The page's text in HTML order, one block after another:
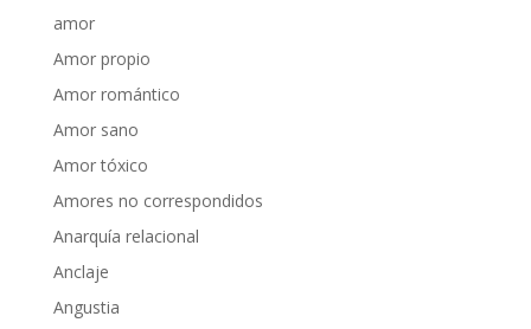
amor
Amor propio
Amor romántico
Amor sano
Amor tóxico
Amores no correspondidos
Anarquía relacional
Anclaje
Angustia